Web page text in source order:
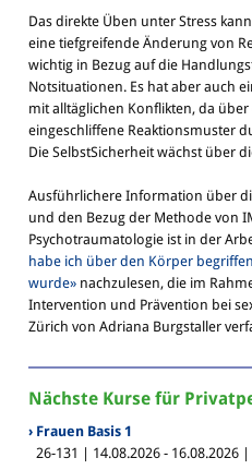
Das direkte Üben unter Stress
eine tiefgreifende Änderung von
wichtig in Bezug auf die
Notsituationen. Es hat aber auch
mit alltäglichen Konflikten, da
eingeschliffene Reaktionsmuster
Die SelbstSicherheit wächst über
Ausführlichere Information über
und den Bezug der Methode von
Psychotraumatologie ist in der
habe ich über den Körper
wurde» nachzulesen, die im
Intervention und Prävention bei
Zürich von Adriana Burgstaller
Nächste Kurse für
› Frauen Basis 1
26-131 | 14.08.2026 - 16.08.2026